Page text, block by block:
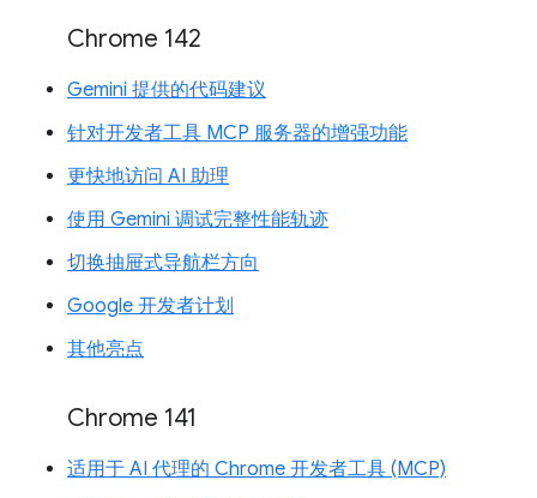
Chrome 142
Gemini 提供的代码建议
针对开发者工具 MCP 服务器的增强功能
更快地访问 AI 助理
使用 Gemini 调试完整性能轨迹
切换抽屉式导航栏方向
Google 开发者计划
其他亮点
Chrome 141
适用于 AI 代理的 Chrome 开发者工具 (MCP)